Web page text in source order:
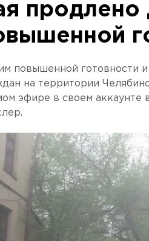
продлено
повышенной готовности
на территории
эфире в своем аккаунте